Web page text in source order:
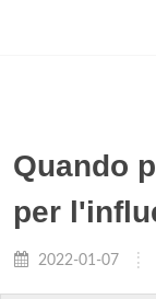
Quando
per
2022-01-07